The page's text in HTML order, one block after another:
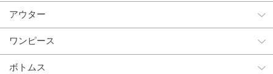
アウター
ワンピース
ボトムス